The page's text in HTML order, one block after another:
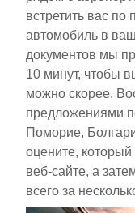
встретить вас по
автомобиль в
документов мы
10 минут, чтобы
можно скорее.
предложениями
Поморие,
оцените,
веб-сайте, а
всего за